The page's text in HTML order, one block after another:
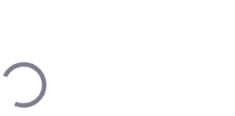
MOŽNOSTI
DORUČENIA